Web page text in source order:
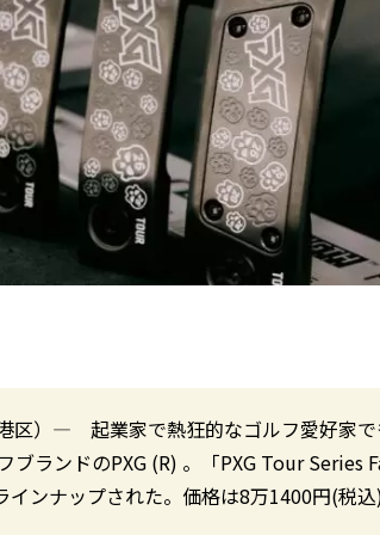
区）― 起業家で熱狂的なゴルフ愛好家
ブランドのPXG (R) 。「PXG Tour Series
ンナップされた。価格は8万1400円(税込)